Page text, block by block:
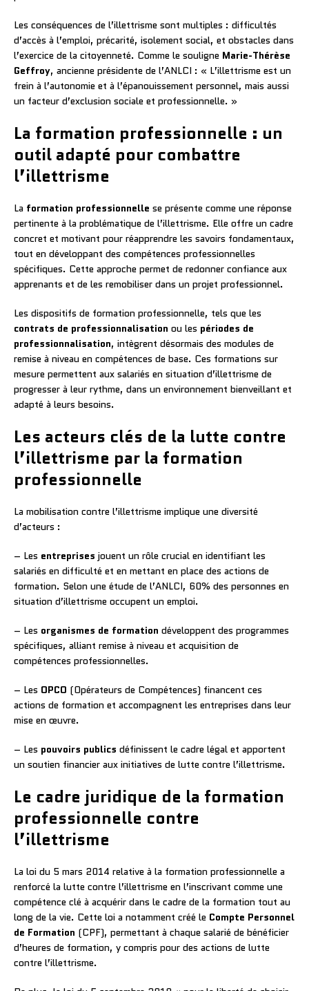
Les conséquences de l’illettrisme sont multiples : difficultés
d’accès à l’emploi, précarité, isolement social, et obstacles dans
l’exercice de la citoyenneté. Comme le souligne Marie-Thérèse
Geffroy, ancienne présidente de l’ANLCI : « L’illettrisme est un
frein à l’autonomie et à l’épanouissement personnel, mais aussi
un facteur d’exclusion sociale et professionnelle. »
La formation professionnelle : un
outil adapté pour combattre
l’illettrisme
La formation professionnelle se présente comme une réponse
pertinente à la problématique de l’illettrisme. Elle offre un cadre
concret et motivant pour réapprendre les savoirs fondamentaux,
tout en développant des compétences professionnelles
spécifiques. Cette approche permet de redonner confiance aux
apprenants et de les remobiliser dans un projet professionnel.
Les dispositifs de formation professionnelle, tels que les
contrats de professionnalisation ou les périodes de
professionnalisation, intègrent désormais des modules de
remise à niveau en compétences de base. Ces formations sur
mesure permettent aux salariés en situation d’illettrisme de
progresser à leur rythme, dans un environnement bienveillant et
adapté à leurs besoins.
Les acteurs clés de la lutte contre
l’illettrisme par la formation
professionnelle
La mobilisation contre l’illettrisme implique une diversité
d’acteurs :
– Les entreprises jouent un rôle crucial en identifiant les
salariés en difficulté et en mettant en place des actions de
formation. Selon une étude de l’ANLCI, 60% des personnes en
situation d’illettrisme occupent un emploi.
– Les organismes de formation développent des programmes
spécifiques, alliant remise à niveau et acquisition de
compétences professionnelles.
– Les OPCO (Opérateurs de Compétences) financent ces
actions de formation et accompagnent les entreprises dans leur
mise en œuvre.
– Les pouvoirs publics définissent le cadre légal et apportent
un soutien financier aux initiatives de lutte contre l’illettrisme.
Le cadre juridique de la formation
professionnelle contre
l’illettrisme
La loi du 5 mars 2014 relative à la formation professionnelle a
renforcé la lutte contre l’illettrisme en l’inscrivant comme une
compétence clé à acquérir dans le cadre de la formation tout au
long de la vie. Cette loi a notamment créé le Compte Personnel
de Formation (CPF), permettant à chaque salarié de bénéficier
d’heures de formation, y compris pour des actions de lutte
contre l’illettrisme.